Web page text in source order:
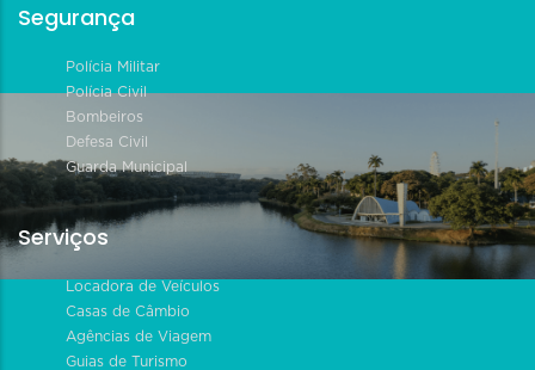
Segurança
Polícia Militar
Polícia Civil
Bombeiros
Defesa Civil
Guarda Municipal
Serviços
Locadora de Veículos
Casas de Câmbio
Agências de Viagem
Guias de Turismo